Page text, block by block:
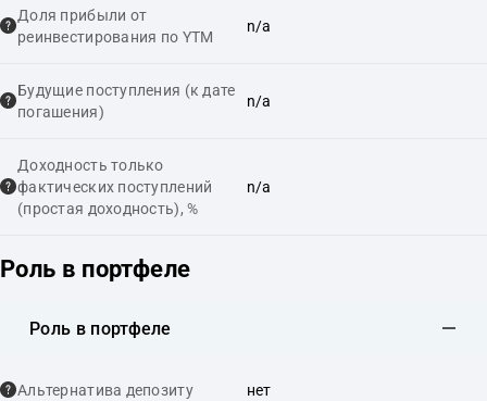
Доля прибыли от
реинвестирования по YTM
n/a
Будущие поступления (к дате
погашения)
n/a
Доходность только
фактических поступлений
(простая доходность), %
n/a
Роль в портфеле
Роль в портфеле
Альтернатива депозиту нет